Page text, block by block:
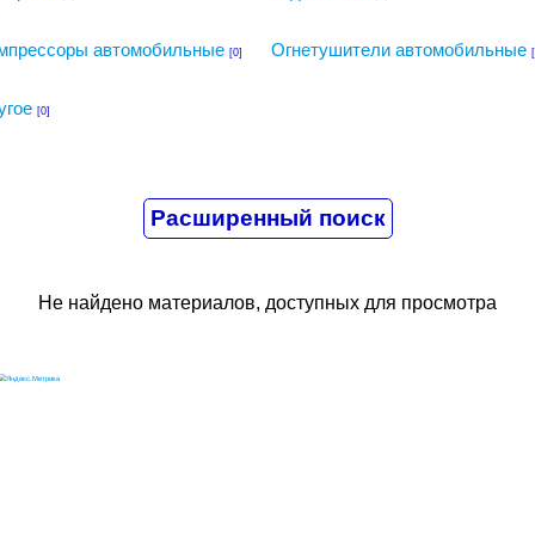
автомобильные [0] Огнетушители автомобильные
[0]
Не найдено материалов, доступных для просмотра